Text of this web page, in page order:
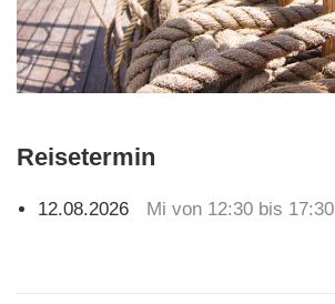
Reisetermin
12.08.2026 Mi von 12:30 bis 17:30